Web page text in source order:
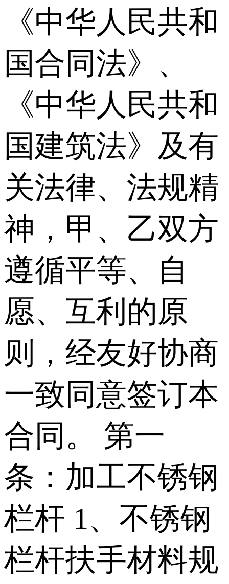
《中华人民共和
国合同法》、
《中华人民共和
国建筑法》及有
关法律、法规精
神，甲、乙双方
遵循平等、自
愿、互利的原
则，经友好协商
一致同意签订本
合同。 第一
条：加工不锈钢
栏杆 1、不锈钢
栏杆扶手材料规